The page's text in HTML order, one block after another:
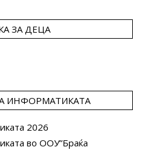
ЗА ДЕЦА
ИНФОРМАТИКАТА
2026
во ООУ”Браќа